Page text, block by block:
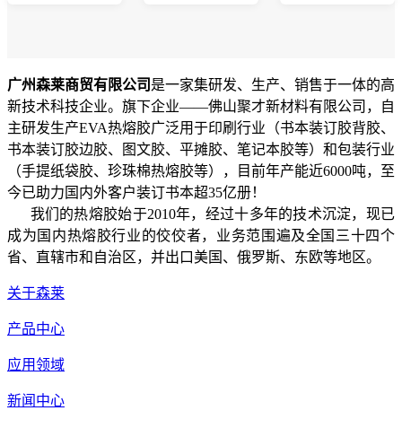
广州森莱商贸有限公司 是一家集研发、生产、销售于一体的高
新技术科技企业。旗下企业——佛山聚才新材料有限公司，自
主研发生产EVA热熔胶广泛用于印刷行业（书本装订胶背胶、
书本装订胶边胶、图文胶、平摊胶、笔记本胶等）和包装行业
（手提纸袋胶、珍珠棉热熔胶等），目前年产能近6000吨，至
今已助力国内外客户装订书本超35亿册！
我们的热熔胶始于2010年，经过十多年的技术沉淀，现已
成为国内热熔胶行业的佼佼者，业务范围遍及全国三十四个
省、直辖市和自治区，并出口美国、俄罗斯、东欧等地区。
关于森莱
产品中心
应用领域
新闻中心